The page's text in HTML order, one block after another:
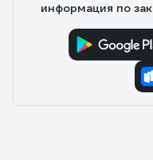
информация по